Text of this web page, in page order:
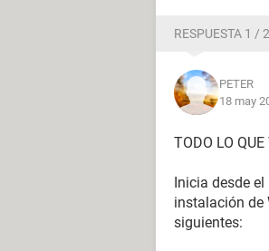
RESPUESTA 1 / 2
PETER
18 may
TODO LO
Inicia desde
instalación de
siguientes: